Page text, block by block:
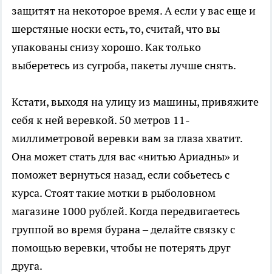
защитят на некоторое время. А если у вас еще и
шерстяные носки есть, то, считай, что вы
упакованы снизу хорошо. Как только
выберетесь из сугроба, пакеты лучше снять.
Кстати, выходя на улицу из машины, привяжите
себя к ней веревкой. 50 метров 11-
миллиметровой веревки вам за глаза хватит.
Она может стать для вас «нитью Ариадны» и
поможет вернуться назад, если собьетесь с
курса. Стоят такие мотки в рыболовном
магазине 1000 рублей. Когда передвигаетесь
группой во время бурана – делайте связку с
помощью веревки, чтобы не потерять друг
друга.